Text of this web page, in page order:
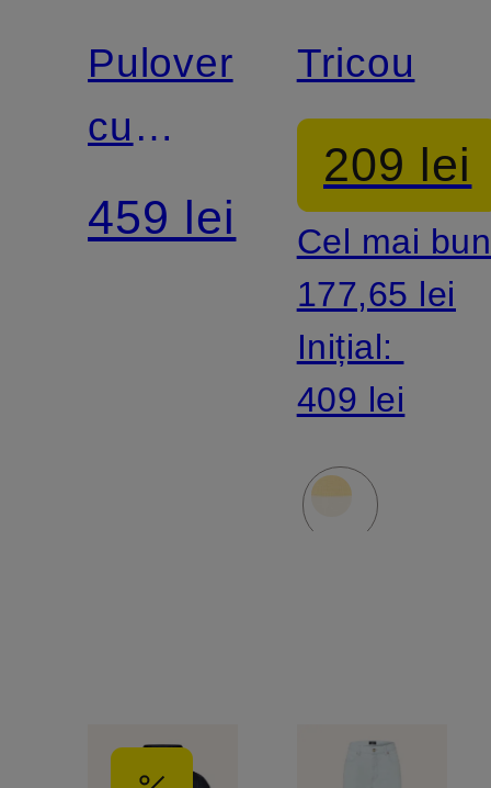
Pulover
cu
guler
rulat
459 lei
Tricou
209 lei
Cel mai
177,65 lei
Inițial:
409 lei